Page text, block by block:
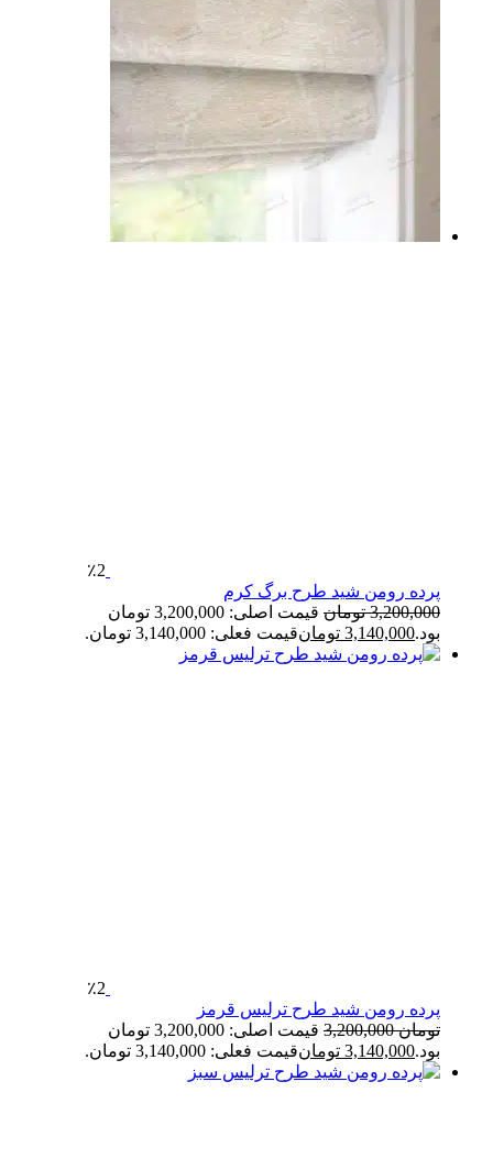
٪2
پرده رومن شید طرح برگ کرم
3,200,000 تومان
قیمت اصلی: 3,200,000 تومان
بود.3,140,000 تومانقیمت فعلی: 3,140,000 تومان.
٪2
پرده رومن شید طرح ترلیس قرمز
3,200,000تومان
قیمت اصلی: 3,200,000 تومان
بود.3,140,000 تومانقیمت فعلی: 3,140,000 تومان.